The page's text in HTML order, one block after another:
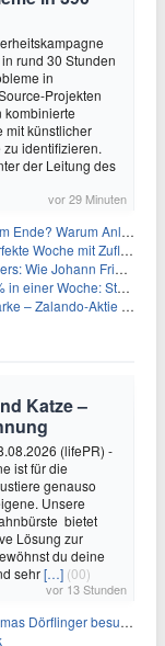
rund 30 Stunden
in
Projekten
kombinierte
mit künstlicher
identifizieren.
der Leitung des
vor 29 Minuten
jetzt radikal umdenken müssen
Zuflüssen auf 3-Monats-Hoch
sein Imperium unsterblich machte
ein Kurs von $0,30 bevor?
crasht nach Quartalszahlen
Katze –
(lifePR) -
ist für die
genauso
Unsere
bietet
Lösung zur
du deine
sehr[…] (00)
vor 13 Stunden
im Kammerbezirk Freiburg